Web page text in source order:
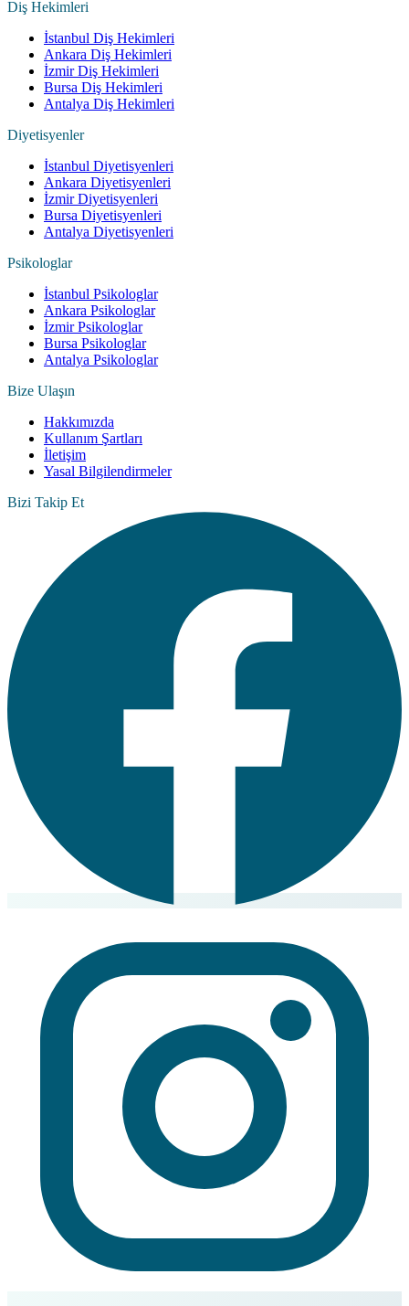
Diş Hekimleri
İstanbul Diş Hekimleri
Ankara Diş Hekimleri
İzmir Diş Hekimleri
Bursa Diş Hekimleri
Antalya Diş Hekimleri
Diyetisyenler
İstanbul Diyetisyenleri
Ankara Diyetisyenleri
İzmir Diyetisyenleri
Bursa Diyetisyenleri
Antalya Diyetisyenleri
Psikologlar
İstanbul Psikologlar
Ankara Psikologlar
İzmir Psikologlar
Bursa Psikologlar
Antalya Psikologlar
Bize Ulaşın
Hakkımızda
Kullanım Şartları
İletişim
Yasal Bilgilendirmeler
Bizi Takip Et